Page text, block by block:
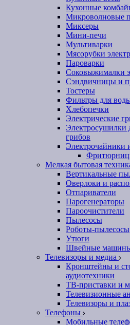
Кухонные
Микроволновые
Миксеры
Мини-печи
Мультиварки
Мясорубки
Пароварки
Соковыжималки
Сэндвичницы и
Тостеры
Фильтры для
Хлебопечки
Электрические
Электросушилки
грибов
Электрочайники
Мелкая бытовая
Вертикальные
Оверлоки и
Отпариватели
Парогенераторы
Пароочистители
Пылесосы
Роботы-пылесосы
Утюги
Швейные
Телевизоры и медиа
Кронштейны и
аудиотехники
ТВ-приставки и
Телевизионные
Телевизоры и
Телефоны
Мобильные